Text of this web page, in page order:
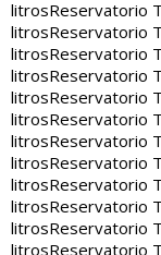
litrosReservatorio
litrosReservatorio
litrosReservatorio
litrosReservatorio
litrosReservatorio
litrosReservatorio
litrosReservatorio
litrosReservatorio
litrosReservatorio
litrosReservatorio
litrosReservatorio
litrosReservatorio